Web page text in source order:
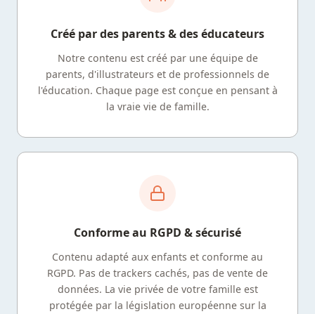
Créé par des parents & des éducateurs
Notre contenu est créé par une équipe de
parents, d'illustrateurs et de professionnels de
l'éducation. Chaque page est conçue en pensant à
la vraie vie de famille.
Conforme au RGPD & sécurisé
Contenu adapté aux enfants et conforme au
RGPD. Pas de trackers cachés, pas de vente de
données. La vie privée de votre famille est
protégée par la législation européenne sur la